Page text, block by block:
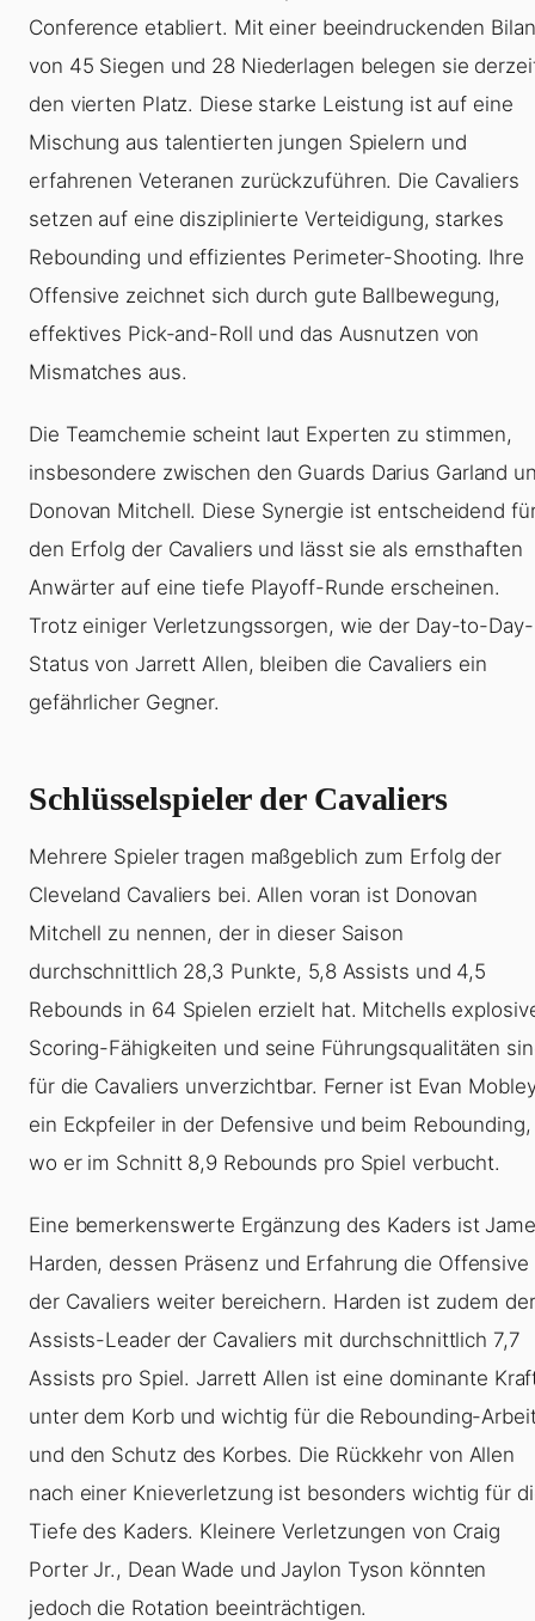
Conference etabliert. Mit einer beeindruckenden
von 45 Siegen und 28 Niederlagen belegen sie
den vierten Platz. Diese starke Leistung ist auf eine
Mischung aus talentierten jungen Spielern und
erfahrenen Veteranen zurückzuführen. Die Cavaliers
setzen auf eine disziplinierte Verteidigung, starkes
Rebounding und effizientes Perimeter-Shooting. Ihre
Offensive zeichnet sich durch gute Ballbewegung,
effektives Pick-and-Roll und das Ausnutzen von
Mismatches aus.
Die Teamchemie scheint laut Experten zu stimmen,
insbesondere zwischen den Guards Darius Garland
Donovan Mitchell. Diese Synergie ist entscheidend
den Erfolg der Cavaliers und lässt sie als ernsthaften
Anwärter auf eine tiefe Playoff-Runde erscheinen.
Trotz einiger Verletzungssorgen, wie der Day-to-Day-
Status von Jarrett Allen, bleiben die Cavaliers ein
gefährlicher Gegner.
Schlüsselspieler der Cavaliers
Mehrere Spieler tragen maßgeblich zum Erfolg der
Cleveland Cavaliers bei. Allen voran ist Donovan
Mitchell zu nennen, der in dieser Saison
durchschnittlich 28,3 Punkte, 5,8 Assists und 4,5
Rebounds in 64 Spielen erzielt hat. Mitchells
Scoring-Fähigkeiten und seine Führungsqualitäten
für die Cavaliers unverzichtbar. Ferner ist Evan
ein Eckpfeiler in der Defensive und beim Rebounding,
wo er im Schnitt 8,9 Rebounds pro Spiel verbucht.
Eine bemerkenswerte Ergänzung des Kaders ist
Harden, dessen Präsenz und Erfahrung die Offensive
der Cavaliers weiter bereichern. Harden ist zudem der
Assists-Leader der Cavaliers mit durchschnittlich 7,7
Assists pro Spiel. Jarrett Allen ist eine dominante
unter dem Korb und wichtig für die Rebounding-
und den Schutz des Korbes. Die Rückkehr von Allen
nach einer Knieverletzung ist besonders wichtig für
Tiefe des Kaders. Kleinere Verletzungen von Craig
Porter Jr., Dean Wade und Jaylon Tyson könnten
jedoch die Rotation beeinträchtigen.